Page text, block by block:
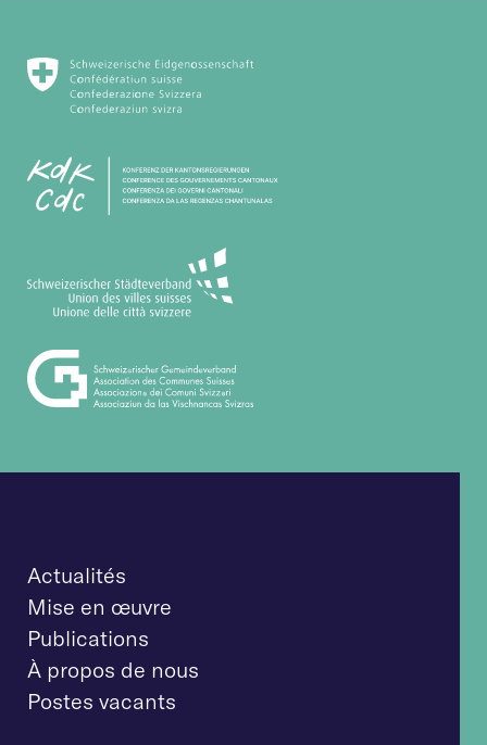
Actualités
Mise en œuvre
Publications
À propos de nous
Postes vacants